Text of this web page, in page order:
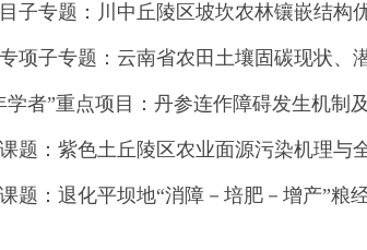
子专题：川中丘陵区坡坎农林镶嵌结构
项子专题：云南省农田土壤固碳现状、
者”重点项目：丹参连作障碍发生机制
：紫色土丘陵区农业面源污染机理与
：退化平坝地“消障－培肥－增产”粮